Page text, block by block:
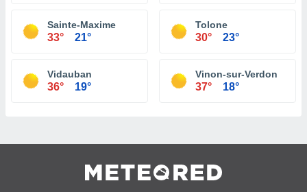
Sainte-Maxime
33° 21°
Tolone
30° 23°
Vidauban
36° 19°
Vinon-sur-Verdon
37° 18°